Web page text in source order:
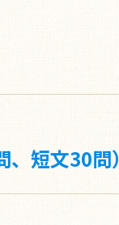
短文30問）